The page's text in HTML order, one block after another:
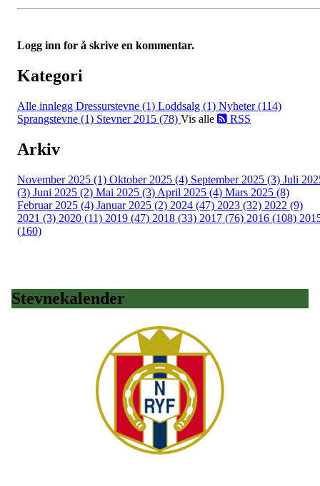
Logg inn for å skrive en kommentar.
Kategori
Alle innlegg Dressurstevne (1) Loddsalg (1) Nyheter (114)
Sprangstevne (1) Stevner 2015 (78) Vis alle RSS
Arkiv
November 2025 (1) Oktober 2025 (4) September 2025 (3) Juli
(3) Juni 2025 (2) Mai 2025 (3) April 2025 (4) Mars 2025 (8)
Februar 2025 (4) Januar 2025 (2) 2024 (47) 2023 (32) 2022 (9)
2021 (3) 2020 (11) 2019 (47) 2018 (33) 2017 (76) 2016 (108)
(160)
Stevnekalender